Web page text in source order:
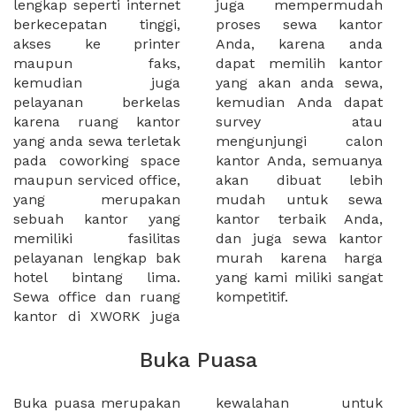
lengkap seperti internet
berkecepatan tinggi,
akses ke printer
maupun faks,
kemudian juga
pelayanan berkelas
karena ruang kantor
yang anda sewa terletak
pada coworking space
maupun serviced office,
yang merupakan
sebuah kantor yang
memiliki fasilitas
pelayanan lengkap bak
hotel bintang lima.
Sewa office dan ruang
kantor di XWORK juga
juga mempermudah
proses sewa kantor
Anda, karena anda
dapat memilih kantor
yang akan anda sewa,
kemudian Anda dapat
survey atau
mengunjungi calon
kantor Anda, semuanya
akan dibuat lebih
mudah untuk sewa
kantor terbaik Anda,
dan juga sewa kantor
murah karena harga
yang kami miliki sangat
kompetitif.
Buka Puasa
Buka puasa merupakan
kewalahan untuk